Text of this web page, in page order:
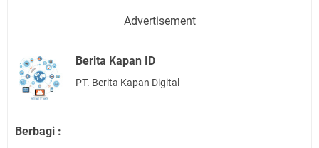
Advertisement
Berita Kapan ID
PT. Berita Kapan Digital
Berbagi :